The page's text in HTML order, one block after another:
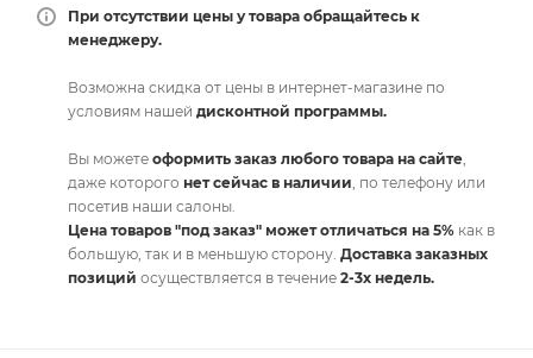
При отсутствии цены у товара обращайтесь к
менеджеру.
Возможна скидка от цены в интернет-магазине по
условиям нашей дисконтной программы.
Вы можете оформить заказ любого товара на сайте,
даже которого нет сейчас в наличии, по телефону или
посетив наши салоны.
Цена товаров "под заказ" может отличаться на 5% как в
большую, так и в меньшую сторону. Доставка заказных
позиций осуществляется в течение 2-3х недель.